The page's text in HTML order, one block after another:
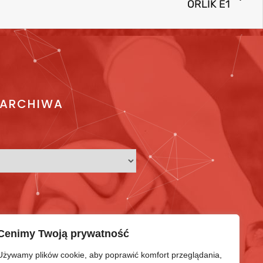
Twoją prywatność
plików cookie, aby poprawić komfort przeglądania,
ORLIK E1
ARCHIWA